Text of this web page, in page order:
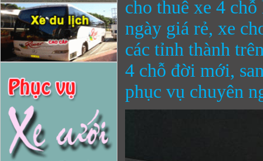
cho thuê xe 4
ngày giá rẻ, xe
các tỉnh thành
4 chỗ đời mới,
phục vụ chuyên